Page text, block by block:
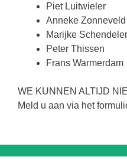
Piet Luitwieler
Anneke
Marijke Schendeler
Peter Thissen
Frans Warmerdam
WE KUNNEN ALTIJD
Meld u aan via het